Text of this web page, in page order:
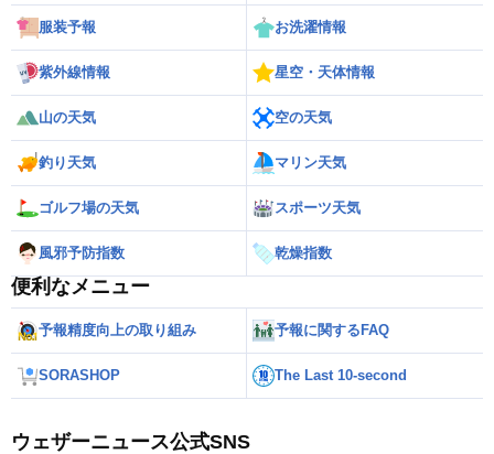
服装予報 お洗濯情報
紫外線情報 星空・天体情報
山の天気 空の天気
釣り天気 マリン天気
ゴルフ場の天気 スポーツ天気
風邪予防指数 乾燥指数
便利なメニュー
予報精度向上の取り組み 予報に関するFAQ
SORASHOP The Last 10-second
ウェザーニュース公式SNS